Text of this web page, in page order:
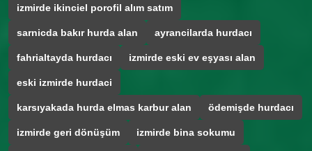
izmirde ikinciel porofil alım satım
sarnicda bakır hurda alan ayrancilarda hurdacı
fahrialtayda hurdacı izmirde eski ev eşyası alan
eski izmirde hurdaci
karsıyakada hurda elmas karbur alan ödemişde hurdacı
izmirde geri dönüşüm izmirde bina sokumu